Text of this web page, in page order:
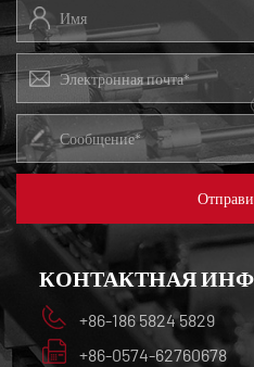
КОНТАКТНАЯ
+86-186 5824 5829
+86-0574-62760678